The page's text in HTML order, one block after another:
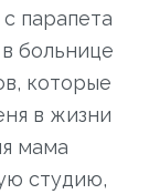
парапета
больнице
которые
в жизни
мама
студию,